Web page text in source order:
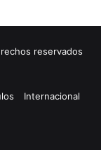
reservados
Internacional